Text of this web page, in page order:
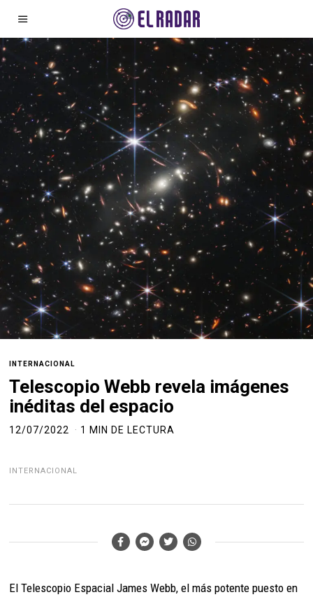
INTERNACIONAL
Telescopio Webb revela imágenes
inéditas del espacio
12/07/2022 1 MIN DE LECTURA
INTERNACIONAL
El Telescopio Espacial James Webb, el más potente puesto en